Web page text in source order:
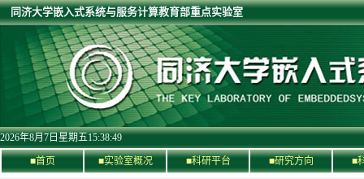
同济大学嵌入式系统与服务计算教育部重点实验室
2026年8月7日星期五15:38:49
■首页 ■实验室概况 ■科研平台 ■研究方向 ■